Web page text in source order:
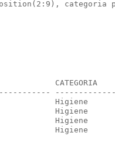
CATEGORIA
Higiene
Higiene
Higiene